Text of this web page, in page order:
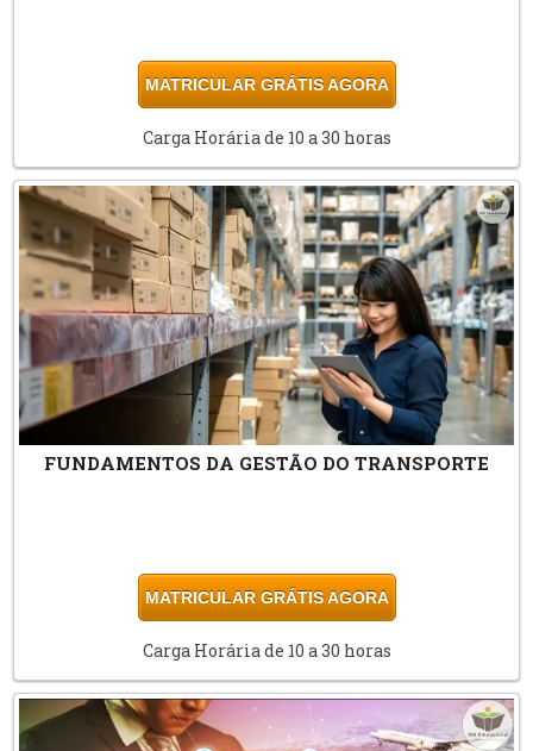
MATRICULAR GRÁTIS AGORA
Carga Horária de 10 a 30 horas
FUNDAMENTOS DA GESTÃO DO TRANSPORTE
MATRICULAR GRÁTIS AGORA
Carga Horária de 10 a 30 horas